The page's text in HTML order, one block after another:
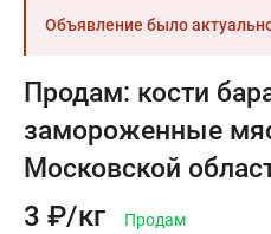
Объявление было
Продам: кости
замороженные
Московской
3 ₽/кг
Продам